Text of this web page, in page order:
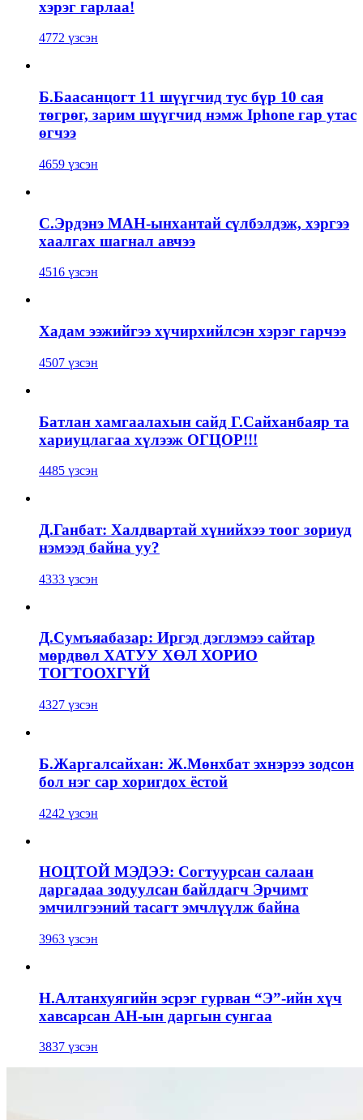
хэрэг гарлаа!
4772 үзсэн
Б.Баасанцогт 11 шүүгчид тус бүр 10 сая
төгрөг, зарим шүүгчид нэмж Iphone гар утас
өгчээ
4659 үзсэн
С.Эрдэнэ МАН-ынхантай сүлбэлдэж, хэргээ
хаалгах шагнал авчээ
4516 үзсэн
Хадам ээжийгээ хүчирхийлсэн хэрэг гарчээ
4507 үзсэн
Батлан хамгаалахын сайд Г.Сайханбаяр та
хариуцлагаа хүлээж ОГЦОР!!!
4485 үзсэн
Д.Ганбат: Халдвартай хүнийхээ тоог зориуд
нэмээд байна уу?
4333 үзсэн
Д.Сумъяабазар: Иргэд дэглэмээ сайтар
мөрдвөл ХАТУУ ХӨЛ ХОРИО
ТОГТООХГҮЙ
4327 үзсэн
Б.Жаргалсайхан: Ж.Мөнхбат эхнэрээ зодсон
бол нэг сар хоригдох ёстой
4242 үзсэн
НОЦТОЙ МЭДЭЭ: Согтуурсан салаан
даргадаа зодуулсан байлдагч Эрчимт
эмчилгээний тасагт эмчлүүлж байна
3963 үзсэн
Н.Алтанхуягийн эсрэг гурван “Э”-ийн хүч
хавсарсан АН-ын даргын сунгаа
3837 үзсэн